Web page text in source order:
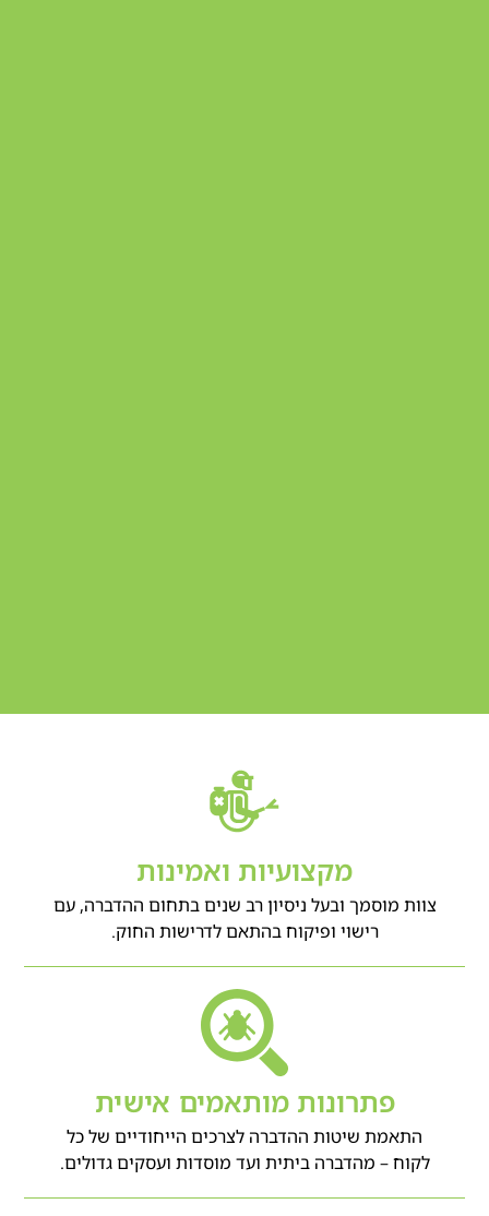
מקצועיות ואמינות
צוות מוסמך ובעל ניסיון רב שנים בתחום ההדברה, עם
רישוי ופיקוח בהתאם לדרישות החוק.
פתרונות מותאמים אישית
התאמת שיטות ההדברה לצרכים הייחודיים של כל
לקוח – מהדברה ביתית ועד מוסדות ועסקים גדולים.